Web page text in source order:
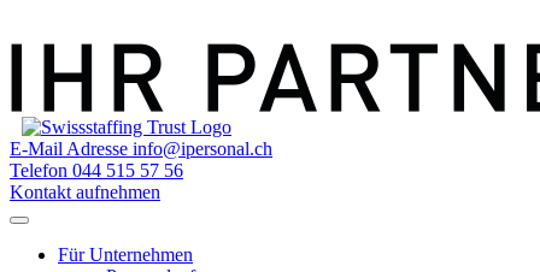
E-Mail Adresse info@ipersonal.ch
Telefon 044 515 57 56
Kontakt aufnehmen
Für Unternehmen